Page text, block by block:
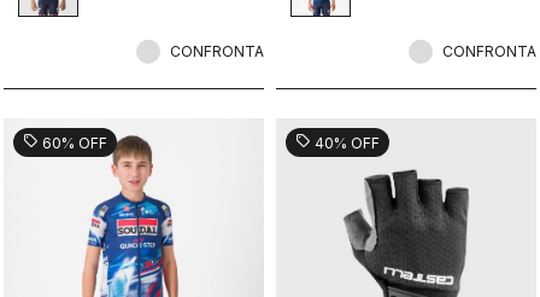
CONFRONTA CONFRONTA
sell 60% OFF sell 40% OFF